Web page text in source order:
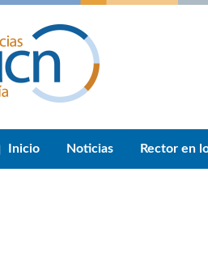
Inicio Noticias Rector en